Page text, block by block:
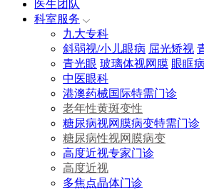
医生团队
科室服务
九大专科
斜弱视/小儿眼病 屈光矫视
青光眼 玻璃体视网膜 眼眶病
中医眼科
港澳药械国际特需门诊
老年性黄斑变性
糖尿病视网膜病变特需门诊
糖尿病性视网膜病变
高度近视专家门诊
高度近视
多焦点晶体门诊